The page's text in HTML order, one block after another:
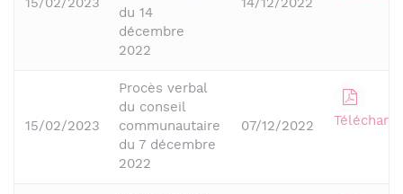
15/02/2023
du 14
décembre
2022
14/12/2022
15/02/2023
Procès verbal
du conseil
communautaire
du 7 décembre
2022
07/12/2022